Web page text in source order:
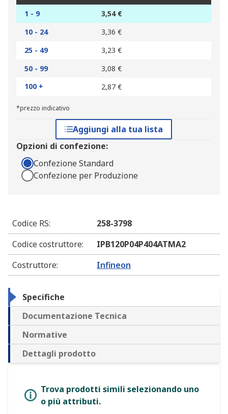
1 - 9
3,54 €
10 - 24
3,36 €
25 - 49
3,23 €
50 - 99
3,08 €
100 +
2,87 €
*prezzo indicativo
Aggiungi alla tua lista
Opzioni di confezione:
Confezione Standard
Confezione per Produzione
Codice RS:
258-3798
Codice costruttore:
IPB120P04P404ATMA2
Costruttore: Infineon
Specifiche
Documentazione Tecnica
Normative
Dettagli prodotto
Trova prodotti simili selezionando uno
o più attributi.